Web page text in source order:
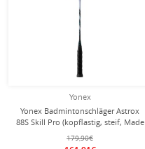
Yonex
Yonex Badmintonschläger Astrox
88S Skill Pro (kopflastig, steif, Made
in Japan) 2024 silber/schwarz -
unbesaitet -
179,90€